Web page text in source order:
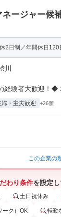
ージャー候
2日制／年間休日120
川
験者大歓迎！◆
婦・主夫歓迎 +26個
この企業の
わり条件を設定
土日祝休み
ーク）OK 転勤